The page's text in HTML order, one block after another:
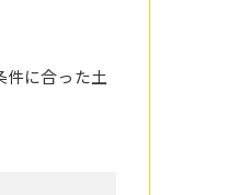
件に合った土